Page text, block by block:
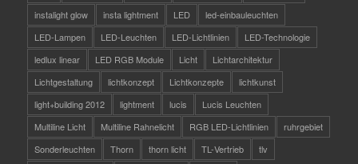
instalight glow
insta lightment LED
led-einbauleuchten
LED-Lampen
LED-Leuchten LED-Lichtlinien
LED-Technologie
ledlux linear
LED RGB Module Licht
Lichtarchitektur
Lichtgestaltung
lichtkonzept Lichtkonzepte
lichtkunst
light+building 2012
lightment lucis
Lucis Leuchten
Multiline Licht
Multiline Rahnelicht RGB LED-Lichtlinien
ruhrgebiet
Sonderleuchten
Thorn thorn licht TL-Vertrieb
tlv